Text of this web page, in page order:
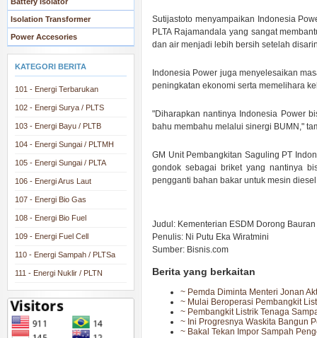
Isolation Transformer
Power Accesories
KATEGORI BERITA
101 - Energi Terbarukan
102 - Energi Surya / PLTS
103 - Energi Bayu / PLTB
104 - Energi Sungai / PLTMH
105 - Energi Sungai / PLTA
106 - Energi Arus Laut
107 - Energi Bio Gas
108 - Energi Bio Fuel
109 - Energi Fuel Cell
110 - Energi Sampah / PLTSa
111 - Energi Nuklir / PLTN
Sutijastoto menyampaikan Indonesia
PLTA Rajamandala yang sangat
dan air menjadi lebih bersih setelah
Indonesia Power juga menyelesaikan
peningkatan ekonomi serta memelihara
"Diharapkan nantinya Indonesia Power
bahu membahu melalui sinergi BUMN,"
GM Unit Pembangkitan Saguling PT
gondok sebagai briket yang nantinya
pengganti bahan bakar untuk mesin
Judul: Kementerian ESDM Dorong
Penulis: Ni Putu Eka Wiratmini
Sumber: Bisnis.com
Berita yang berkaitan
~ Pemda Diminta Menteri Jonan
~ Mulai Beroperasi Pembangkit
~ Pembangkit Listrik Tenaga
~ Ini Progresnya Waskita Bangun
~ Bakal Tekan Impor Sampah